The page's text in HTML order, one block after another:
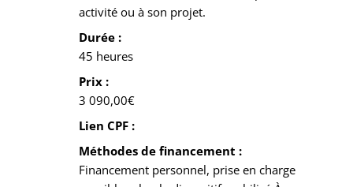
activité ou à son projet.
Durée :
45 heures
Prix :
3 090,00€
Lien CPF :
Méthodes de financement :
Financement personnel, prise en charge